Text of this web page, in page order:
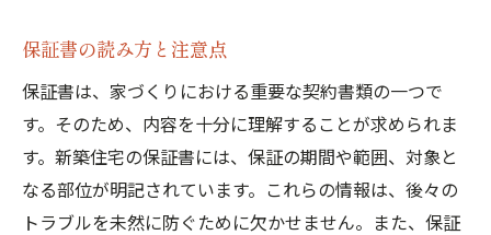
保証書の読み方と注意点
保証書は、家づくりにおける重要な契約書類の一つで
す。そのため、内容を十分に理解することが求められま
す。新築住宅の保証書には、保証の期間や範囲、対象と
なる部位が明記されています。これらの情報は、後々の
トラブルを未然に防ぐために欠かせません。また、保証